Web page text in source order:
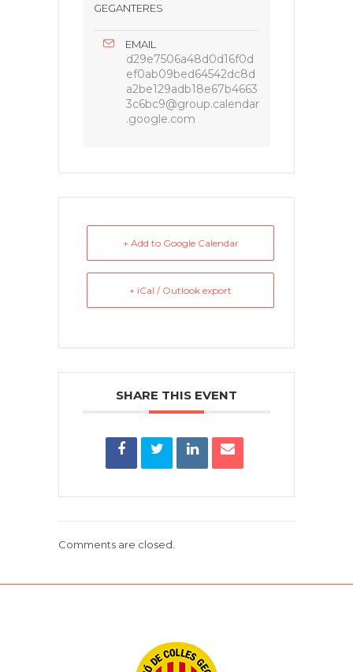
GEGANTERES
EMAIL
d29e7506a48d0d16f0d
ef0ab09bed64542dc8d
a2be129adb18e67b4663
3c6bc9@group.calendar
.google.com
+ Add to Google Calendar
+ iCal / Outlook export
SHARE THIS EVENT
Comments are closed.